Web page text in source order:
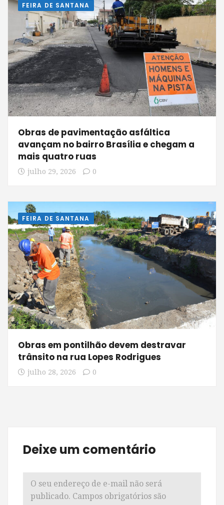
FEIRA DE SANTANA
Obras de pavimentação asfáltica
avançam no bairro Brasília e chegam a
mais quatro ruas
julho 29, 2026 0
FEIRA DE SANTANA
Obras em pontilhão devem destravar
trânsito na rua Lopes Rodrigues
julho 28, 2026 0
Deixe um comentário
O seu endereço de e-mail não será
publicado. Campos obrigatórios são